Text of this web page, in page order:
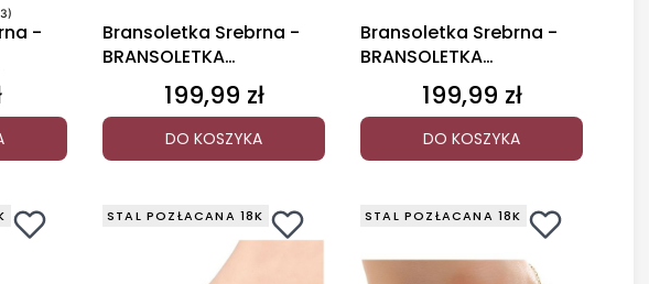
-
Bransoletka Srebrna -
BRANSOLETKA
NATURALNY KRYSZTAŁ
Cena
199,99 zł
DO KOSZYKA
Bransoletka Srebrna -
BRANSOLETKA
NATURALNY AKWAMARYN
Cena
199,99 zł
DO KOSZYKA
STAL POZŁACANA 18K STAL POZŁACANA 18K